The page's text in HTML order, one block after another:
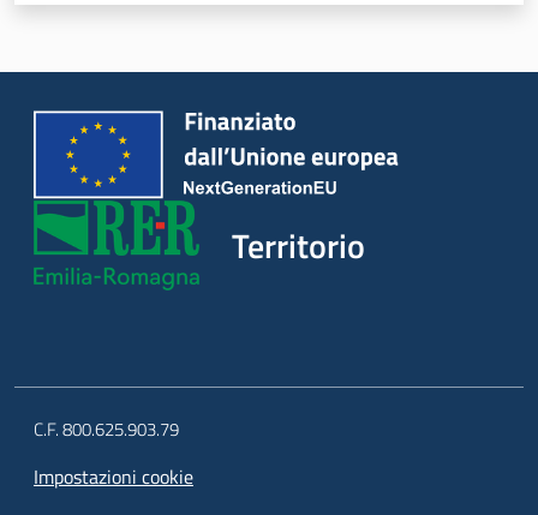
Leggi Atti Bandi
Piani Programmi
Territorio
C.F. 800.625.903.79
Impostazioni cookie